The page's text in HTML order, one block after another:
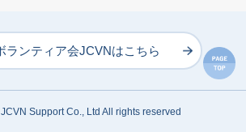
ランティア会JCVNはこちら
Support Co., Ltd All rights reserved